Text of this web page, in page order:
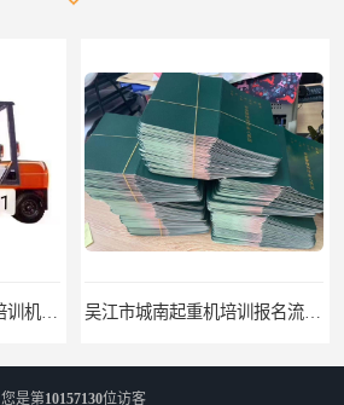
您是第10157130位访客